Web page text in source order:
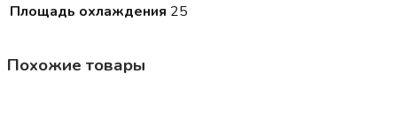
Площадь охлаждения 25
Похожие товары